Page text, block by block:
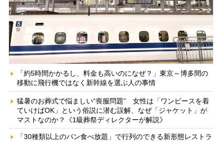
「約5時間かかるし、料金も高いのになぜ？」東京～博多間の
移動に飛行機ではなく新幹線を選ぶ人の事情
猛暑のお葬式で悩ましい“喪服問題” 女性は「ワンピースを着
ていけばOK」という俗説に潜む誤解、なぜ「ジャケット」が
マストなのか？《1級葬祭ディレクターが解説》
「30種類以上のパン食べ放題」で行列のできる新形態レストラ